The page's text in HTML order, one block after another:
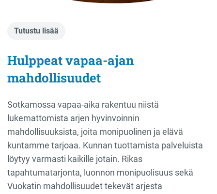
Tutustu lisää
Hulppeat vapaa-ajan
mahdollisuudet
Sotkamossa vapaa-aika rakentuu niistä
lukemattomista arjen hyvinvoinnin
mahdollisuuksista, joita monipuolinen ja elävä
kuntamme tarjoaa. Kunnan tuottamista palveluista
löytyy varmasti kaikille jotain. Rikas
tapahtumatarjonta, luonnon monipuolisuus sekä
Vuokatin mahdollisuudet tekevät arjesta